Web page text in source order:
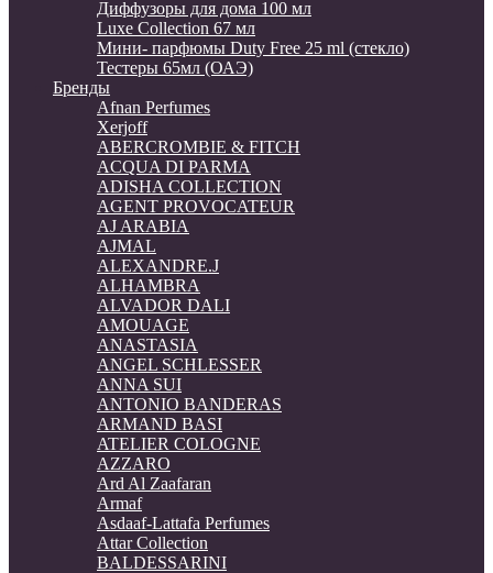
Диффузоры для дома 100 мл
Luxe Collection 67 мл
Мини- парфюмы Duty Free 25 ml (стекло)
Тестеры 65мл (ОАЭ)
Бренды
Afnan Perfumes
Xerjoff
ABERCROMBIE & FITCH
ACQUA DI PARMA
ADISHA COLLECTION
AGENT PROVOCATEUR
AJ ARABIA
AJMAL
ALEXANDRE.J
ALHAMBRA
ALVADOR DALI
AMOUAGE
ANASTASIA
ANGEL SCHLESSER
ANNA SUI
ANTONIO BANDERAS
ARMAND BASI
ATELIER COLOGNE
AZZARO
Ard Al Zaafaran
Armaf
Asdaaf-Lattafa Perfumes
Attar Collection
BALDESSARINI